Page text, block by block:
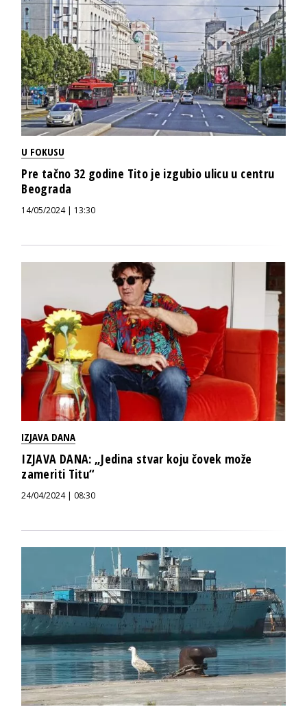
U FOKUSU
Pre tačno 32 godine Tito je izgubio ulicu u centru
Beograda
14/05/2024 | 13:30
IZJAVA DANA
IZJAVA DANA: „Jedina stvar koju čovek može
zameriti Titu“
24/04/2024 | 08:30